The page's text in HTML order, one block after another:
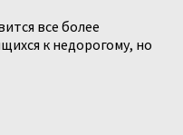
все более
к недорогому, но